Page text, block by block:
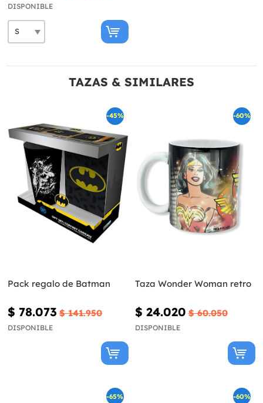
DISPONIBLE
TAZAS & SIMILARES
-45%
Pack regalo de Batman
$ 78.073 $ 141.950
DISPONIBLE
-60%
Taza Wonder Woman retro
$ 24.020 $ 60.050
DISPONIBLE
-65% -60%